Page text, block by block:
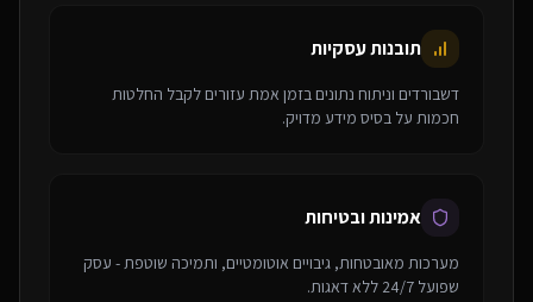
תובנות עסקיות
דשבורדים וניתוח נתונים בזמן אמת עזורים לקבל החלטות
חכמות על בסיס מידע מדויק.
אמינות ובטיחות
מערכות מאובטחות, גיבויים אוטומטיים, ותמיכה שוטפת - עסק
שפועל 24/7 ללא דאגות.